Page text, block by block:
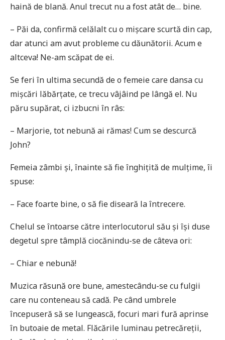
haină de blană. Anul trecut nu a fost atât de… bine.
– Păi da, confirmă celălalt cu o mișcare scurtă din cap,
dar atunci am avut probleme cu dăunătorii. Acum e
altceva! Ne-am scăpat de ei.
Se feri în ultima secundă de o femeie care dansa cu
mișcări lăbărțate, ce trecu vâjâind pe lângă el. Nu
păru supărat, ci izbucni în râs:
– Marjorie, tot nebună ai rămas! Cum se descurcă
John?
Femeia zâmbi și, înainte să fie înghițită de mulțime, îi
spuse:
– Face foarte bine, o să fie diseară la întrecere.
Chelul se întoarse către interlocutorul său și își duse
degetul spre tâmplă ciocănindu-se de câteva ori:
– Chiar e nebună!
Muzica răsună ore bune, amestecându-se cu fulgii
care nu conteneau să cadă. Pe când umbrele
începuseră să se lungească, focuri mari fură aprinse
în butoaie de metal. Flăcările luminau petrecăreții,